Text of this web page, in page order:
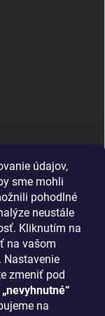
údajov,
sme mohli
pohodlné
neustále
Kliknutím na
na vašom
Nastavenie
zmeniť pod
„nevyhnutné“
na